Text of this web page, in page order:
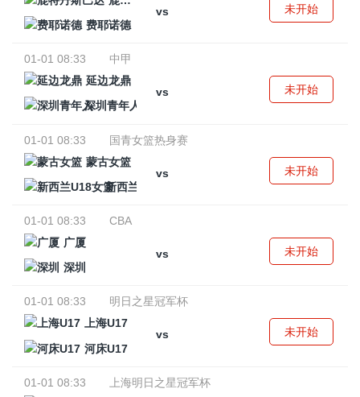
vs
费耶诺德
未开始
01-01 08:33
中甲
延边龙鼎
vs
深圳青年人
未开始
01-01 08:33
国青女篮热身赛
蒙古女篮
vs
新西兰U18女篮
未开始
01-01 08:33
CBA
广厦
vs
深圳
未开始
01-01 08:33
明日之星冠军杯
上海U17
vs
河床U17
未开始
01-01 08:33
上海明日之星冠军杯